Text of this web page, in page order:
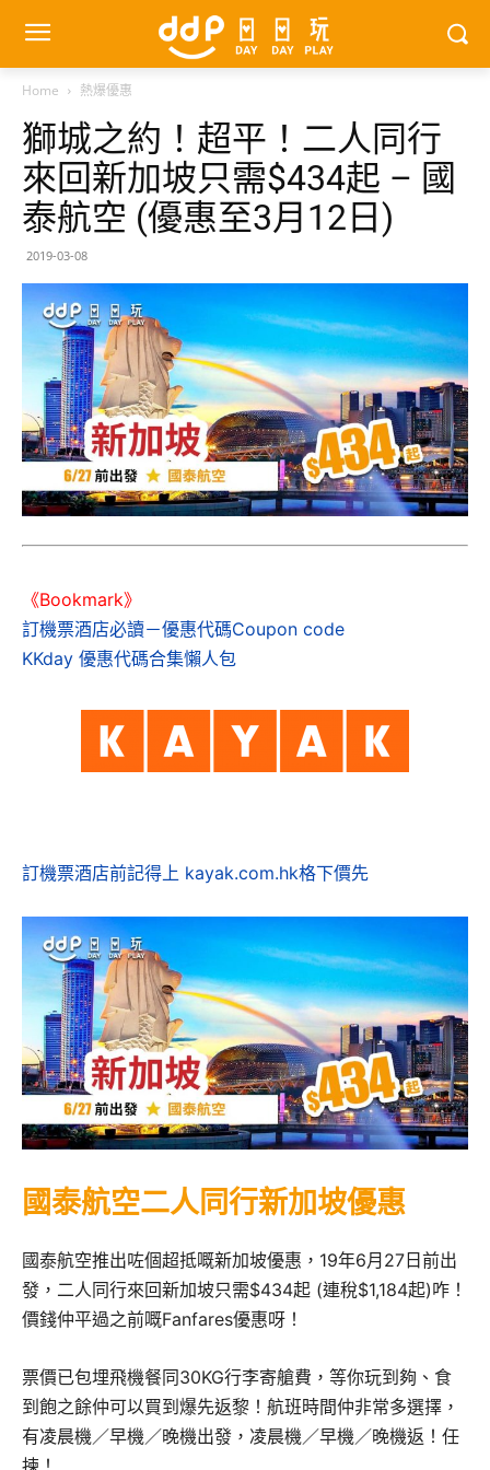
Home 熱爆優惠
獅城之約！超平！二人同行
來回新加坡只需$434起 – 國
泰航空 (優惠至3月12日)
2019-03-08
《Bookmark》
訂機票酒店必讀－優惠代碼Coupon code
KKday 優惠代碼合集懶人包
訂機票酒店前記得上 kayak.com.hk格下價先
國泰航空二人同行新加坡優惠
國泰航空推出咗個超抵嘅新加坡優惠，19年6月27日前出
發，二人同行來回新加坡只需$434起 (連稅$1,184起)咋！
價錢仲平過之前嘅Fanfares優惠呀！
票價已包埋飛機餐同30KG行李寄艙費，等你玩到夠、食
到飽之餘仲可以買到爆先返黎！航班時間仲非常多選擇，
有凌晨機／早機／晚機出發，凌晨機／早機／晚機返！任
揀！